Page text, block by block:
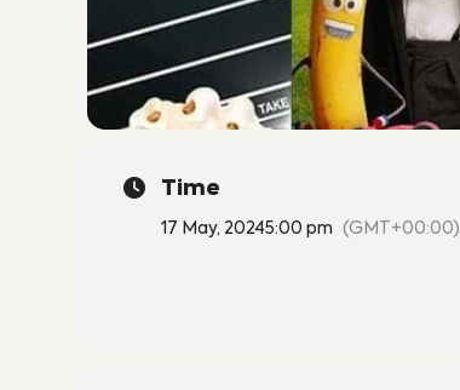
Time
17 May, 20245:00 pm (GMT+00:00)